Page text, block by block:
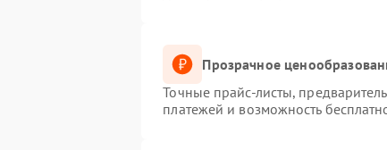
Прозрачное
Точные прайс-листы,
платежей и возможность